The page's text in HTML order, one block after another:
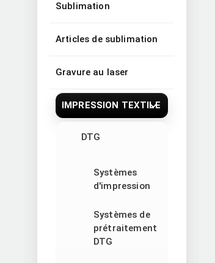
Sublimation
Articles de sublimation
Gravure au laser
IMPRESSION TEXTILE
DTG
Systèmes
d'impression
Systèmes de
prétraitement
DTG